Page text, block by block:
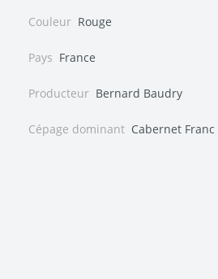
Couleur Rouge
Pays France
Producteur Bernard Baudry
Cépage dominant Cabernet Franc